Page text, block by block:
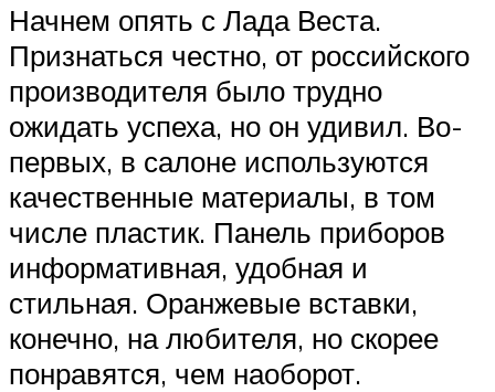
Начнем опять с Лада Веста.
Признаться честно, от российского
производителя было трудно
ожидать успеха, но он удивил. Во-
первых, в салоне используются
качественные материалы, в том
числе пластик. Панель приборов
информативная, удобная и
стильная. Оранжевые вставки,
конечно, на любителя, но скорее
понравятся, чем наоборот.